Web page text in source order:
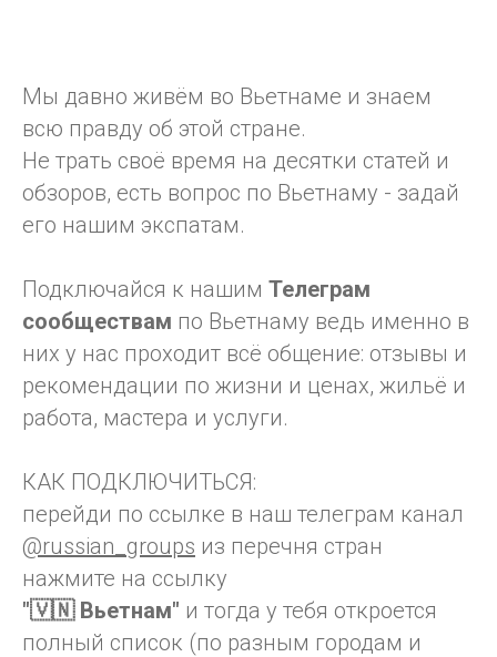
Мы давно живём во Вьетнаме и знаем
всю правду об этой стране.
Не трать своё время на десятки статей и
обзоров, есть вопрос по Вьетнаму - задай
его нашим экспатам.
Подключайся к нашим Телеграм
сообществам по Вьетнаму ведь именно в
них у нас проходит всё общение: отзывы и
рекомендации по жизни и ценах, жильё и
работа, мастера и услуги.
КАК ПОДКЛЮЧИТЬСЯ:
перейди по ссылке в наш телеграм канал
@russian_groups из перечня стран
нажмите на ссылку
"🇻🇳 Вьетнам" и тогда у тебя откроется
полный список (по разным городам и